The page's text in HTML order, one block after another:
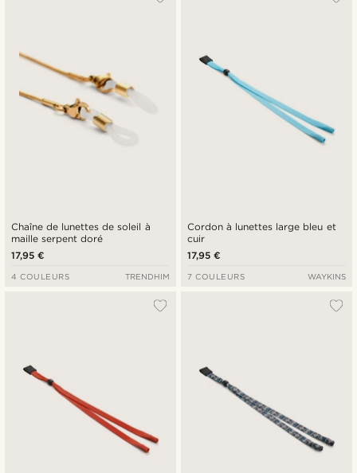
Chaîne de lunettes de soleil à
maille serpent doré
17,95 €
4 COULEURS TRENDHIM
Cordon à lunettes large bleu et
cuir
17,95 €
7 COULEURS WAYKINS